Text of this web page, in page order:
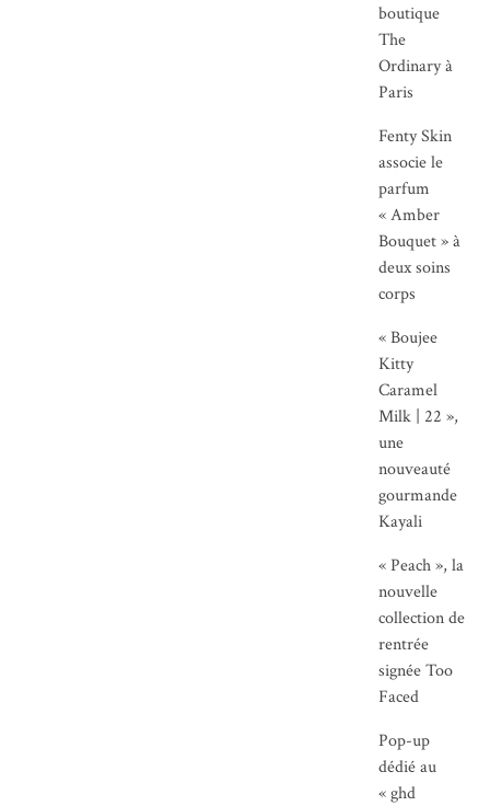
boutique
The
Ordinary à
Paris
Fenty Skin
associe le
parfum
« Amber
Bouquet » à
deux soins
corps
« Boujee
Kitty
Caramel
Milk | 22 »,
une
nouveauté
gourmande
Kayali
« Peach », la
nouvelle
collection de
rentrée
signée Too
Faced
Pop-up
dédié au
« ghd